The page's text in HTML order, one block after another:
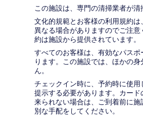
この施設は、専門の清掃業者が清
文化的規範とお客様の利用規約
異なる場合がありますのでご注
約は施設から提供されています。
すべてのお客様は、有効なパス
ります。この施設では、ほかの
ん。
チェックイン時に、予約時に使
提示する必要があります。カー
来られない場合は、ご到着前に
別な手配をしてください。